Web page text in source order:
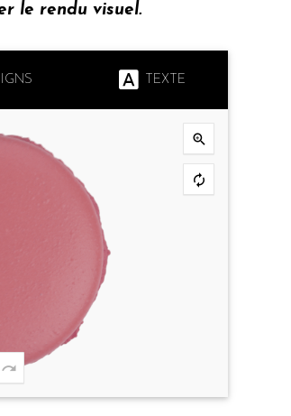
le rendu visuel.
TEXTE